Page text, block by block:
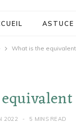
ASTUCE
What is the
2022 5 MINS READ